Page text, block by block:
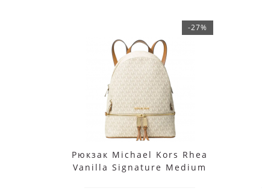
-27%
Рюкзак Michael Kors Rhea
Vanilla Signature Medium